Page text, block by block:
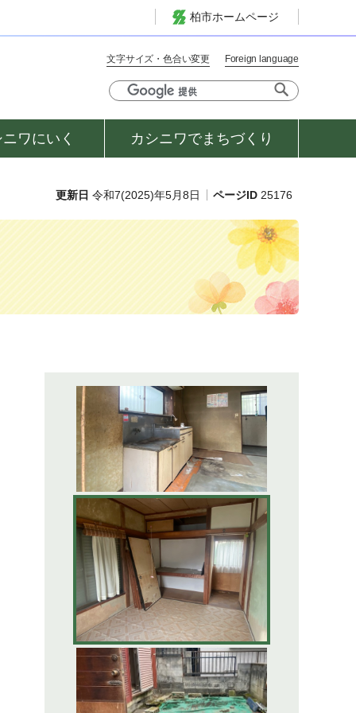
柏市ホームページ
文字サイズ・色合い変更 Foreign language
ワにいく カシニワでまちづくり
更新日 令和7(2025)年5月8日 ページID 25176